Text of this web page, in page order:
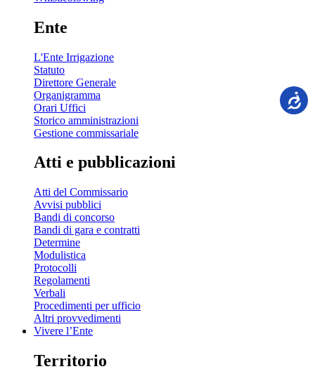
Ente
L'Ente Irrigazione
Statuto
Direttore Generale
Organigramma
Orari Uffici
Storico amministrazioni
Gestione commissariale
Atti e pubblicazioni
Atti del Commissario
Avvisi pubblici
Bandi di concorso
Bandi di gara e contratti
Determine
Modulistica
Protocolli
Regolamenti
Verbali
Procedimenti per ufficio
Altri provvedimenti
Vivere l’Ente
Territorio